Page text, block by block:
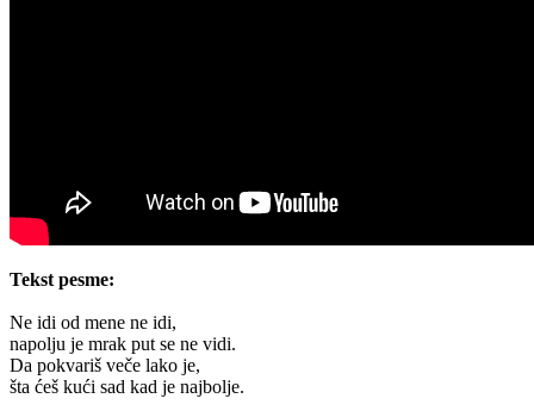
Tekst pesme:
Ne idi od mene ne idi,
napolju je mrak put se ne vidi.
Da pokvariš veče lako je,
šta ćeš kući sad kad je najbolje.